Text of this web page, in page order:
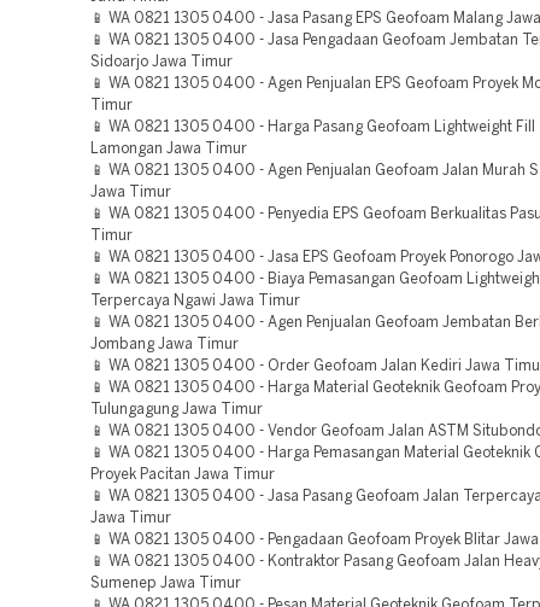
📱 WA 0821 1305 0400 - Jasa Pasang EPS Geofoam Malang
📱 WA 0821 1305 0400 - Jasa Pengadaan Geofoam Jembatan
Sidoarjo Jawa Timur
📱 WA 0821 1305 0400 - Agen Penjualan EPS Geofoam Proyek
Timur
📱 WA 0821 1305 0400 - Harga Pasang Geofoam Lightweight Fill
Lamongan Jawa Timur
📱 WA 0821 1305 0400 - Agen Penjualan Geofoam Jalan Murah
Jawa Timur
📱 WA 0821 1305 0400 - Penyedia EPS Geofoam Berkualitas
Timur
📱 WA 0821 1305 0400 - Jasa EPS Geofoam Proyek Ponorogo
📱 WA 0821 1305 0400 - Biaya Pemasangan Geofoam
Terpercaya Ngawi Jawa Timur
📱 WA 0821 1305 0400 - Agen Penjualan Geofoam Jembatan
Jombang Jawa Timur
📱 WA 0821 1305 0400 - Order Geofoam Jalan Kediri Jawa
📱 WA 0821 1305 0400 - Harga Material Geoteknik Geofoam
Tulungagung Jawa Timur
📱 WA 0821 1305 0400 - Vendor Geofoam Jalan ASTM
📱 WA 0821 1305 0400 - Harga Pemasangan Material Geoteknik
Proyek Pacitan Jawa Timur
📱 WA 0821 1305 0400 - Jasa Pasang Geofoam Jalan
Jawa Timur
📱 WA 0821 1305 0400 - Pengadaan Geofoam Proyek Blitar
📱 WA 0821 1305 0400 - Kontraktor Pasang Geofoam Jalan
Sumenep Jawa Timur